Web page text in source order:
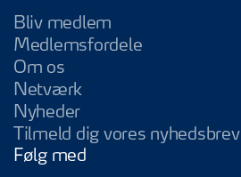
Bliv medlem
Medlemsfordele
Om os
Netværk
Nyheder
Tilmeld dig vores nyhedsbrev
Følg med